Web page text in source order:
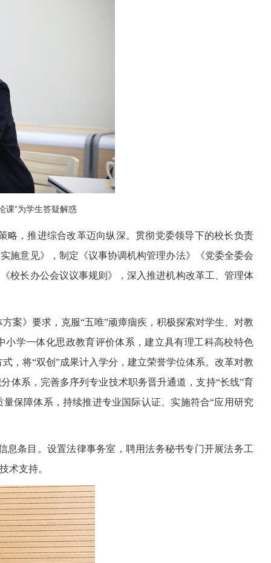
课”为学生答疑解惑
略，推进综合改革迈向纵深。贯彻党委领导下的校长负责
施意见》，制定《议事协调机构管理办法》《党委全委会
校长办公会议议事规则》，深入推进机构改革工、管理体
案》要求，克服“五唯”顽瘴痼疾，积极探索对学生、对教
学一体化思政教育评价体系，建立具有理工科高校特色
，将“双创”成果计入学分，建立荣誉学位体系。改革对教
体系，完善多序列专业技术职务晋升通道，支持“长线”育
保障体系，持续推进专业国际认证、实施符合“应用研究
条目。设置法律事务室，聘用法务秘书专门开展法务工
术支持。